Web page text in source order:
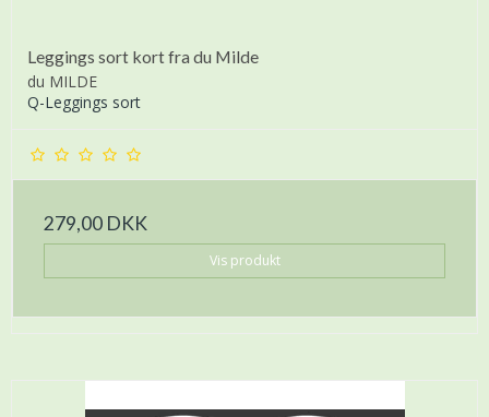
Leggings sort kort fra du Milde
du MILDE
Q-Leggings sort
279,00 DKK
Vis produkt